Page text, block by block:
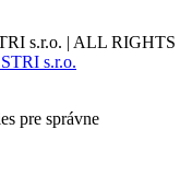
s.r.o. | ALL RIGHTS
s.r.o.
pre správne